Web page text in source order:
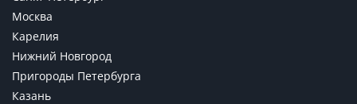
Москва
Карелия
Нижний Новгород
Пригороды Петербурга
Казань